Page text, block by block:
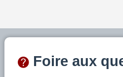
Foire aux